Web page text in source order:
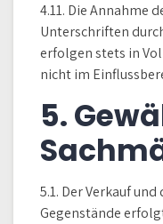
4.11. Die Annahme
Unterschriften
erfolgen stets in
nicht im
5.
5.1. Der Verkauf
Gegenstände